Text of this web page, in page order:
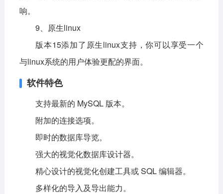
响。
9、原生linux
版本15添加了原生linux支持，你可以享受一个
与linux系统的用户体验更配的界面。
软件特色
支持最新的 MySQL 版本。
附加的连接选项。
即时的数据库导览。
强大的视觉化数据库设计器。
精心设计的视觉化创建工具或 SQL 编辑器。
多样化的导入及导出能力。